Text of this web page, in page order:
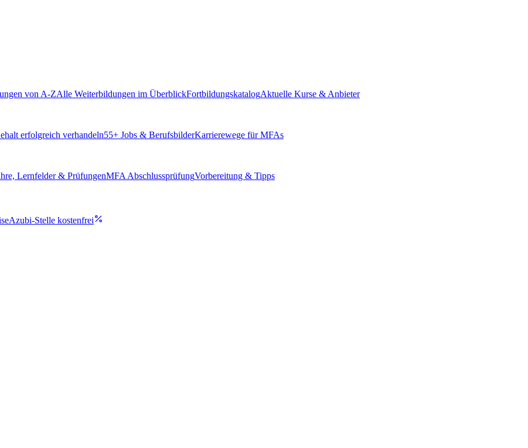
von A-ZAlle Weiterbildungen im ÜberblickFortbildungskatalogAktuelle Kurse & Anbieter
erfolgreich verhandeln55+ Jobs & BerufsbilderKarrierewege für MFAs
Lernfelder & PrüfungenMFA AbschlussprüfungVorbereitung & Tipps
Azubi-Stelle kostenfrei